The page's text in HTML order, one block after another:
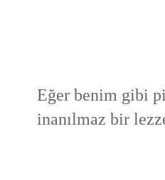
Eğer benim gibi
inanılmaz bir